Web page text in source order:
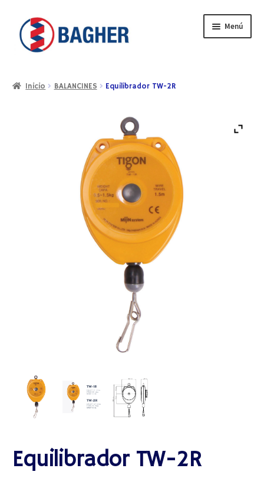
Menú
Inicio BALANCINES Equilibrador TW-2R
Equilibrador TW-2R